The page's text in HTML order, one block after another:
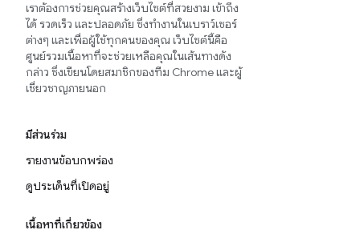
เราต้องการช่วยคุณสร้างเว็บไซต์ที่สวยงาม เข้าถึง
ได้ รวดเร็ว และปลอดภัย ซึ่งทำงานในเบราว์เซอร์
ต่างๆ และเพื่อผู้ใช้ทุกคนของคุณ เว็บไซต์นี้คือ
ศูนย์รวมเนื้อหาที่จะช่วยเหลือคุณในเส้นทางดัง
กล่าว ซึ่งเขียนโดยสมาชิกของทีม Chrome และผู้
เชี่ยวชาญภายนอก
มีส่วนร่วม
รายงานข้อบกพร่อง
ดูประเด็นที่เปิดอยู่
เนื้อหาที่เกี่ยวข้อง